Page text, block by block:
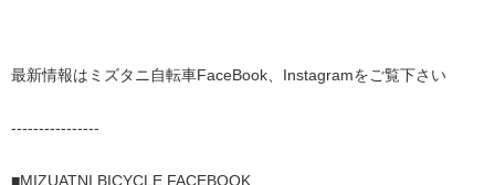
最新情報はミズタニ自転車FaceBook、Instagramをご覧下さい
----------------
■MIZUATNI BICYCLE FACEBOOK